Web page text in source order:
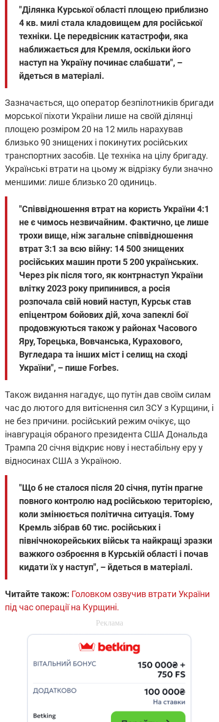
"Ділянка Курської області площею приблизно
4 кв. милі стала кладовищем для російської
техніки. Це передвісник катастрофи, яка
наближається для Кремля, оскільки його
наступ на Україну починає слабшати", –
йдеться в матеріалі.
Зазначається, що оператор безпілотників бригади
морської піхоти України лише на своїй ділянці
площею розміром 20 на 12 миль нарахував
близько 90 знищених і покинутих російських
транспортних засобів. Це техніка на цілу бригаду.
Українські втрати на цьому ж відрізку були значно
меншими: лише близько 20 одиниць.
"Співвідношення втрат на користь України 4:1
не є чимось незвичайним. Фактично, це лише
трохи вище, ніж загальне співвідношення
втрат 3:1 за всю війну: 14 500 знищених
російських машин проти 5 200 українських.
Через рік після того, як контрнаступ України
влітку 2023 року припинився, а росія
розпочала свій новий наступ, Курськ став
епіцентром бойових дій, хоча запеклі бої
продовжуються також у районах Часового
Яру, Торецька, Вовчанська, Курахового,
Вугледара та інших міст і селищ на сході
України", – пише Forbes.
Також видання нагадує, що путін дав своїм силам
час до лютого для витіснення сил ЗСУ з Курщини, і
не без причини. російський режим очікує, що
інавгурація обраного президента США Дональда
Трампа 20 січня відкриє нову і нестабільну еру у
відносинах США з Україною.
"Що б не сталося після 20 січня, путін прагне
повного контролю над російською територією,
коли змінюється політична ситуація. Тому
Кремль зібрав 60 тис. російських і
північнокорейських військ та найкращі зразки
важкого озброєння в Курській області і почав
кидати їх у наступ", – йдеться в матеріалі.
Читайте також: Головком озвучив втрати України
під час операції на Курщині.